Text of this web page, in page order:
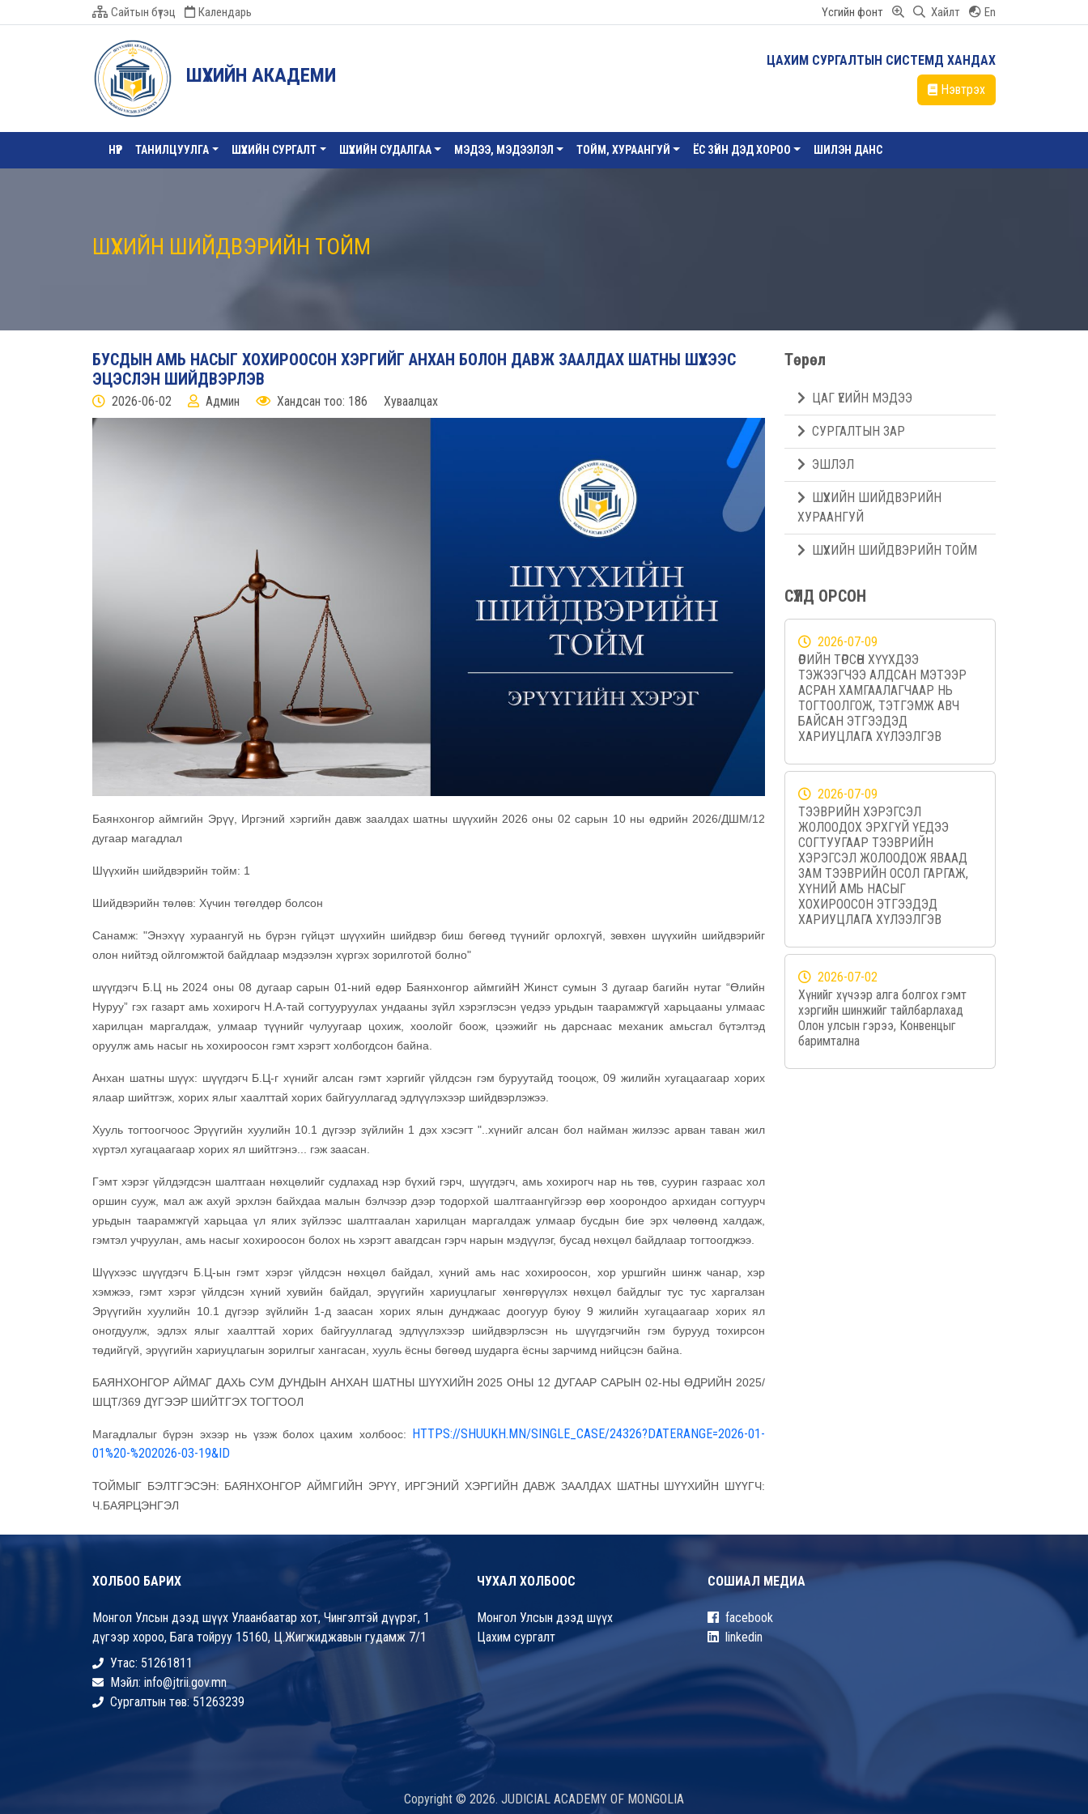
Сайтын бүтэц Календарь Үсгийн фонт Хайлт En
ШҮҮХИЙН АКАДЕМИ
ЦАХИМ СУРГАЛТЫН СИСТЕМД ХАНДАХ
Нэвтрэх
НҮҮР ТАНИЛЦУУЛГА ШҮҮХИЙН СУРГАЛТ ШҮҮХИЙН СУДАЛГАА МЭДЭЭ, МЭДЭЭЛЭЛ ТОЙМ, ХУРААНГУЙ ЁС ЗҮЙН ДЭД ХОРОО ШИЛЭН ДАНС
ШҮҮХИЙН ШИЙДВЭРИЙН ТОЙМ
БУСДЫН АМЬ НАСЫГ ХОХИРООСОН ХЭРГИЙГ АНХАН БОЛОН ДАВЖ ЗААЛДАХ ШАТНЫ ШҮҮХЭЭС
ЭЦЭСЛЭН ШИЙДВЭРЛЭВ
2026-06-02 Админ Хандсан тоо: 186 Хуваалцах
Баянхонгор аймгийн Эрүү, Иргэний хэргийн давж заалдах шатны шүүхийн 2026 оны 02 сарын 10 ны өдрийн 2026/ДШМ/12
дугаар магадлал
Шүүхийн шийдвэрийн тойм: 1
Шийдвэрийн төлөв: Хүчин төгөлдөр болсон
Санамж: "Энэхүү хураангуй нь бүрэн гүйцэт шүүхийн шийдвэр биш бөгөөд түүнийг орлохгүй, зөвхөн шүүхийн шийдвэрийг
олон нийтэд ойлгомжтой байдлаар мэдээлэн хүргэх зорилготой болно"
шүүгдэгч Б.Ц нь 2024 оны 08 дугаар сарын 01-ний өдөр Баянхонгор аймгийН Жинст сумын 3 дугаар багийн нутаг “Өлийн
Нуруу” гэх газарт амь хохирогч Н.А-тай согтууруулах ундааны зүйл хэрэглэсэн үедээ урьдын таарамжгүй харьцааны улмаас
харилцан маргалдаж, улмаар түүнийг чулуугаар цохиж, хоолойг боож, цээжийг нь дарснаас механик амьсгал бүтэлтэд
оруулж амь насыг нь хохироосон гэмт хэрэгт холбогдсон байна.
Анхан шатны шүүх: шүүгдэгч Б.Ц-г хүнийг алсан гэмт хэргийг үйлдсэн гэм буруутайд тооцож, 09 жилийн хугацаагаар хорих
ялаар шийтгэж, хорих ялыг хаалттай хорих байгууллагад эдлүүлэхээр шийдвэрлэжээ.
Хууль тогтоогчоос Эрүүгийн хуулийн 10.1 дүгээр зүйлийн 1 дэх хэсэгт "..хүнийг алсан бол найман жилээс арван таван жил
хүртэл хугацаагаар хорих ял шийтгэнэ... гэж заасан.
Гэмт хэрэг үйлдэгдсэн шалтгаан нөхцөлийг судлахад нэр бүхий гэрч, шүүгдэгч, амь хохирогч нар нь төв, суурин газраас хол
оршин сууж, мал аж ахуй эрхлэн байхдаа малын бэлчээр дээр тодорхой шалтгаангүйгээр өөр хоорондоо архидан согтуурч
урьдын таарамжгүй харьцаа үл ялих зүйлээс шалтгаалан харилцан маргалдаж улмаар бусдын бие эрх чөлөөнд халдаж,
гэмтэл учруулан, амь насыг хохироосон болох нь хэрэгт авагдсан гэрч нарын мэдүүлэг, бусад нөхцөл байдлаар тогтоогджээ.
Шүүхээс шүүгдэгч Б.Ц-ын гэмт хэрэг үйлдсэн нөхцөл байдал, хүний амь нас хохироосон, хор уршгийн шинж чанар, хэр
хэмжээ, гэмт хэрэг үйлдсэн хүний хувийн байдал, эрүүгийн хариуцлагыг хөнгөрүүлэх нөхцөл байдлыг тус тус харгалзан
Эрүүгийн хуулийн 10.1 дүгээр зүйлийн 1-д заасан хорих ялын дунджаас доогуур буюу 9 жилийн хугацаагаар хорих ял
оногдуулж, эдлэх ялыг хаалттай хорих байгууллагад эдлүүлэхээр шийдвэрлэсэн нь шүүгдэгчийн гэм бурууд тохирсон
төдийгүй, эрүүгийн хариуцлагын зорилгыг хангасан, хууль ёсны бөгөөд шударга ёсны зарчимд нийцсэн байна.
БАЯНХОНГОР АЙМАГ ДАХЬ СУМ ДУНДЫН АНХАН ШАТНЫ ШҮҮХИЙН 2025 ОНЫ 12 ДУГААР САРЫН 02-НЫ ӨДРИЙН 2025/
ШЦТ/369 ДҮГЭЭР ШИЙТГЭХ ТОГТООЛ
Магадлалыг бүрэн эхээр нь үзэж болох цахим холбоос: HTTPS://SHUUKH.MN/SINGLE_CASE/24326?DATERANGE=2026-01-
01%20-%202026-03-19&ID
ТОЙМЫГ БЭЛТГЭСЭН: БАЯНХОНГОР АЙМГИЙН ЭРҮҮ, ИРГЭНИЙ ХЭРГИЙН ДАВЖ ЗААЛДАХ ШАТНЫ ШҮҮХИЙН ШҮҮГЧ:
Ч.БАЯРЦЭНГЭЛ
Төрөл
ЦАГ ҮЕИЙН МЭДЭЭ
СУРГАЛТЫН ЗАР
ЭШЛЭЛ
ШҮҮХИЙН ШИЙДВЭРИЙН
ХУРААНГУЙ
ШҮҮХИЙН ШИЙДВЭРИЙН ТОЙМ
СҮҮЛД ОРСОН
2026-07-09
ӨӨРИЙН ТӨРСӨН ХҮҮХДЭЭ
ТЭЖЭЭГЧЭЭ АЛДСАН МЭТЭЭР
АСРАН ХАМГААЛАГЧААР НЬ
ТОГТООЛГОЖ, ТЭТГЭМЖ АВЧ
БАЙСАН ЭТГЭЭДЭД
ХАРИУЦЛАГА ХҮЛЭЭЛГЭВ
2026-07-09
ТЭЭВРИЙН ХЭРЭГСЭЛ
ЖОЛООДОХ ЭРХГҮЙ ҮЕДЭЭ
СОГТУУГААР ТЭЭВРИЙН
ХЭРЭГСЭЛ ЖОЛООДОЖ ЯВААД
ЗАМ ТЭЭВРИЙН ОСОЛ ГАРГАЖ,
ХҮНИЙ АМЬ НАСЫГ
ХОХИРООСОН ЭТГЭЭДЭД
ХАРИУЦЛАГА ХҮЛЭЭЛГЭВ
2026-07-02
Хүнийг хүчээр алга болгох гэмт
хэргийн шинжийг тайлбарлахад
Олон улсын гэрээ, Конвенцыг
баримтална
ХОЛБОО БАРИХ
Монгол Улсын дээд шүүх Улаанбаатар хот, Чингэлтэй дүүрэг, 1
дүгээр хороо, Бага тойруу 15160, Ц.Жигжиджавын гудамж 7/1
Утас: 51261811
Мэйл: info@jtrii.gov.mn
Сургалтын төв: 51263239
ЧУХАЛ ХОЛБООС
Монгол Улсын дээд шүүх
Цахим сургалт
СОШИАЛ МЕДИА
facebook
linkedin
Copyright © 2026. JUDICIAL ACADEMY OF MONGOLIA